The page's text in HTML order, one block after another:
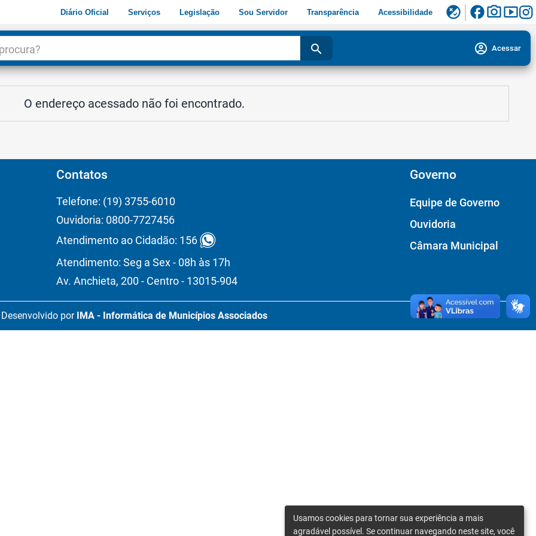
Diário Oficial Serviços Legislação Sou Servidor Transparência Acessibilidade flaky facebookphoto_camerasmart_display
search account_circle Acessar
O endereço acessado não foi encontrado.
Contatos
Telefone: (19) 3755-6010
Ouvidoria: 0800-7727456
Atendimento ao Cidadão: 156
Atendimento: Seg a Sex - 08h às 17h
Av. Anchieta, 200 - Centro - 13015-904
Governo
Equipe de Governo
Ouvidoria
Câmara Municipal
Desenvolvido por IMA - Informática de Municípios Associados
Usamos cookies para tornar sua experiência a mais
agradável possível. Se continuar navegando neste site, você